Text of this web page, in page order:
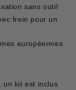
sans outil
frein pour un
européennes
un kit est inclus